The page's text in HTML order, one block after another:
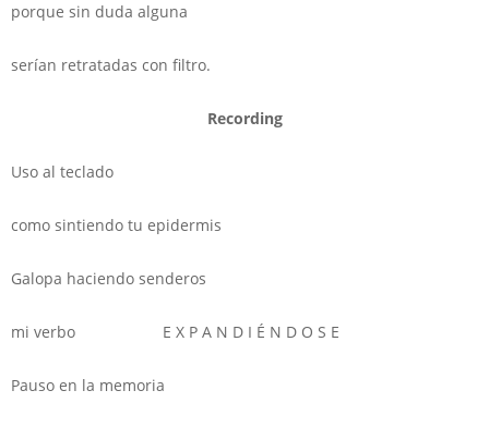
porque sin duda alguna
serían retratadas con filtro.
Recording
Uso al teclado
como sintiendo tu epidermis
Galopa haciendo senderos
mi verbo E X P A N D I É N D O S E
Pauso en la memoria